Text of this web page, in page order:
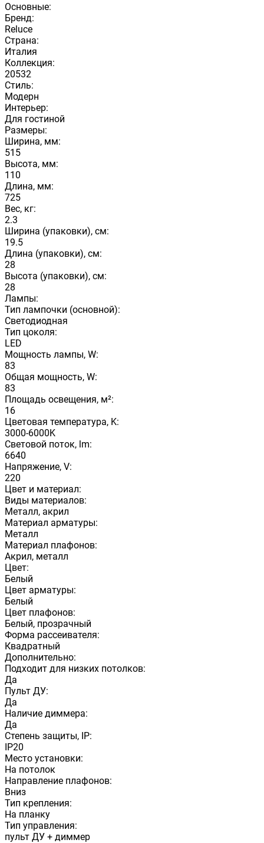
Основные:
Бренд:
Reluce
Страна:
Италия
Коллекция:
20532
Стиль:
Модерн
Интерьер:
Для гостиной
Размеры:
Ширина, мм:
515
Высота, мм:
110
Длина, мм:
725
Вес, кг:
2.3
Ширина (упаковки), см:
19.5
Длина (упаковки), см:
28
Высота (упаковки), см:
28
Лампы:
Тип лампочки (основной):
Светодиодная
Тип цоколя:
LED
Мощность лампы, W:
83
Общая мощность, W:
83
Площадь освещения, м²:
16
Цветовая температура, K:
3000-6000K
Световой поток, lm:
6640
Напряжение, V:
220
Цвет и материал:
Виды материалов:
Металл, акрил
Материал арматуры:
Металл
Материал плафонов:
Акрил, металл
Цвет:
Белый
Цвет арматуры:
Белый
Цвет плафонов:
Белый, прозрачный
Форма рассеивателя:
Квадратный
Дополнительно:
Подходит для низких потолков:
Да
Пульт ДУ:
Да
Наличие диммера:
Да
Степень защиты, IP:
IP20
Место установки:
На потолок
Направление плафонов:
Вниз
Тип крепления:
На планку
Тип управления:
пульт ДУ + диммер